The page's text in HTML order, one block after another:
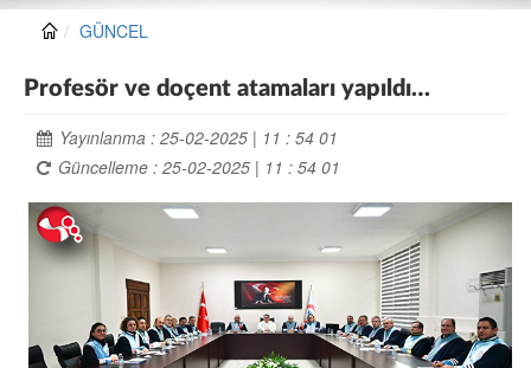
GÜNCEL
Profesör ve doçent atamaları yapıldı…
Yayınlanma : 25-02-2025 | 11 : 54 01
Güncelleme : 25-02-2025 | 11 : 54 01